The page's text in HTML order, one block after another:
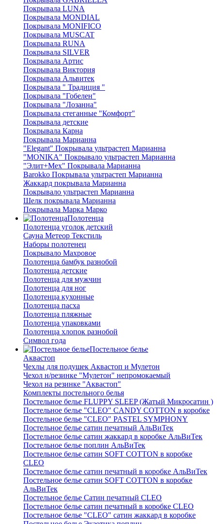
Покрывала LUNA
Покрывала MONDIAL
Покрывала MONIFICO
Покрывала MUSCAT
Покрывала RUNA
Покрывала SILVER
Покрывала Артис
Покрывала Виктория
Покрывала Альвитек
Покрывала " Традиция "
Покрывала "Гобелен"
Покрывала "Лозанна"
Покрывала стеганные "Комфорт"
Покрывала детские
Покрывала Карна
Покрывала Марианна
"Elegant" Покрывала ультрастеп Марианна
"MONIKA" Покрывало ультрастеп Марианна
"Элит+Мех" Покрывала Марианна
Barokko Покрывала ультрастеп Марианна
Жаккард покрывала Марианна
Покрывало ультрастеп Марианна
Шелк покрывала Марианна
Покрывала Марка Марко
Полотенца
Полотенца уголок детский
Сауна Метеор Текстиль
Наборы полотенец
Покрывало Махровое
Полотенца бамбук разнобой
Полотенца детские
Полотенца для мужчин
Полотенца для ног
Полотенца кухонные
Полотенца пасха
Полотенца пляжные
Полотенца упаковками
Полотенца хлопок разнобой
Символ года
Постельное белье
Аквастоп
Чехлы для подушек Аквастоп и Мулетон
Чехол н/резинке "Мулетон" непромокаемый
Чехол на резинке "Аквастоп"
Комплекты постельного белья
Постельное белье FLUPPY SLEEP (Жатый Микросатин )
Постельное белье "CLEO" CANDY COTTON в коробке
Постельное белье "CLEO" PASTEL SYMPHONY
Постельное белье сатин печатный АльВиТек
Постельное белье сатин жаккард в коробке АльВиТек
Постельное белье поплин АльВиТек
Постельное белье сатин SOFT COTTON в коробке
CLEO
Постельное белье сатин печатный в коробке АльВиТек
Постельное белье сатин SOFT COTTON в коробке
АльВиТек
Постельное белье Сатин печатный CLEO
Постельное белье сатин печатный в коробке CLEO
Постельное белье "CLEO" сатин жаккард в коробке